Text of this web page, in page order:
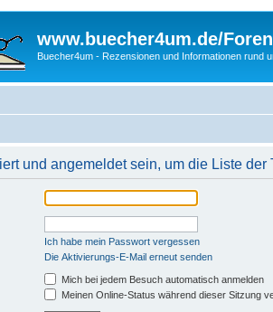
www.buecher4um.de/Foren
Buecher4um - Rezensionen und Informationen rund
und angemeldet sein, um die Liste
Ich habe mein Passwort vergessen
Die Aktivierungs-E-Mail erneut senden
Mich bei jedem Besuch automatisch anmelden
Meinen Online-Status während dieser Sitzung